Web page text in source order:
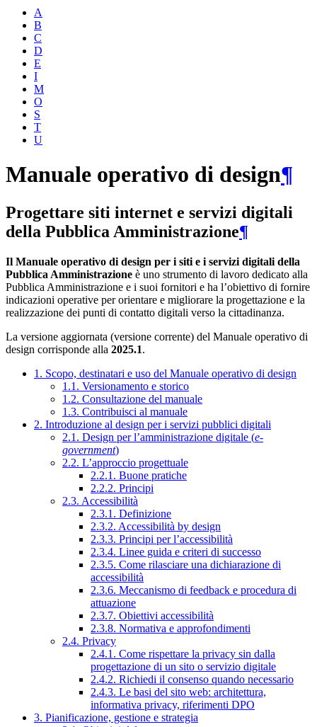
A
B
C
D
E
I
M
O
S
T
U
Manuale operativo di design¶
Progettare siti internet e servizi digitali
della Pubblica Amministrazione¶
Il Manuale operativo di design per i siti e i servizi digitali della
Pubblica Amministrazione è uno strumento di lavoro dedicato alla
Pubblica Amministrazione e i suoi fornitori e ha l’obiettivo di fornire
indicazioni operative per orientare e migliorare la progettazione e la
realizzazione dei punti di contatto digitali verso la cittadinanza.
La versione aggiornata (versione corrente) del Manuale operativo di
design corrisponde alla 2025.1.
1. Scopo, destinatari e uso del Manuale operativo di design
1.1. Versionamento e storico
1.2. Consultazione del manuale
1.3. Contribuisci al manuale
2. Introduzione al design per i servizi pubblici digitali
2.1. Design per l’amministrazione digitale (e-
government)
2.2. L’approccio progettuale
2.2.1. Buone pratiche
2.2.2. Principi
2.3. Accessibilità
2.3.1. Definizione
2.3.2. Accessibilità by design
2.3.3. Principi per l’accessibilità
2.3.4. Linee guida e criteri di successo
2.3.5. Come rilasciare una dichiarazione di
accessibilità
2.3.6. Meccanismo di feedback e procedura di
attuazione
2.3.7. Obiettivi accessibilità
2.3.8. Normativa e approfondimenti
2.4. Privacy
2.4.1. Come rispettare la privacy sin dalla
progettazione di un sito o servizio digitale
2.4.2. Richiedi il consenso quando necessario
2.4.3. Le basi del sito web: architettura,
informativa privacy, riferimenti DPO
3. Pianificazione, gestione e strategia